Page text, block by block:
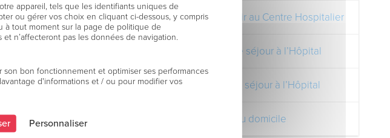
Comment venir au Centre Hospitalier
Préparer votre séjour à l’Hôpital
Pendant votre séjour à l’Hôpital
Votre retour au domicile
appareil, tels que les identifiants uniques de
ou gérer vos choix en cliquant ci-dessous, y compris
à tout moment sur la page de politique de
n’affecteront pas les données de navigation.
bon fonctionnement et optimiser ses performances
d'informations et / ou pour modifier vos
Personnaliser